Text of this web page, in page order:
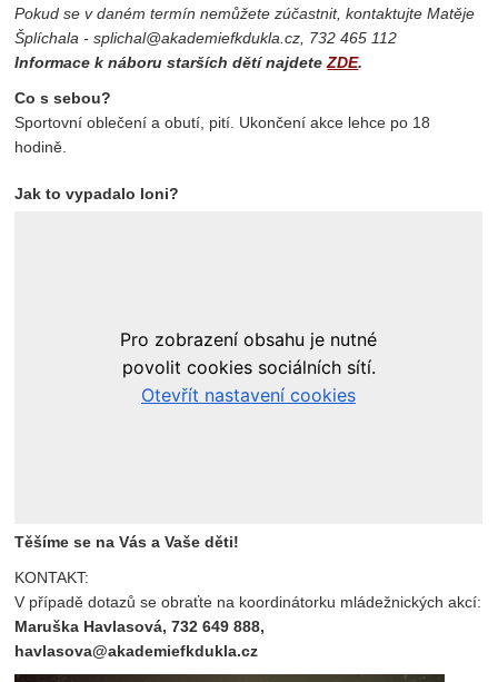
Pokud se v daném termín nemůžete zúčastnit, kontaktujte Matěje
Šplíchala - splichal@akademiefkdukla.cz, 732 465 112
Informace k náboru starších dětí najdeteZDE.
Co s sebou?
Sportovní oblečení a obutí, pití. Ukončení akce lehce po 18
hodině.
Jak to vypadalo loni?
Těšíme se na Vás a Vaše děti!
KONTAKT:
V případě dotazů se obraťte na koordinátorku mládežnických akcí:
Maruška Havlasová, 732 649 888,
havlasova@akademiefkdukla.cz